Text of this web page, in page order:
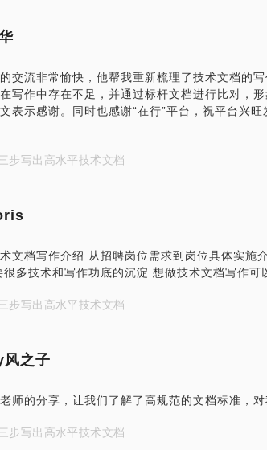
交流非常愉快，他帮我重新梳理了技术文档的
写作中存在不足，并通过标杆文档进行比对，
表示感谢。同时也感谢“在行”平台，祝平台兴
步写出高水平技术文档
文档写作介绍 从招聘岗位需求到岗位具体实施
多技术和写作功底的沉淀 想做技术文档写作可
步写出高水平技术文档
风之子
师的分享，让我们了解了高规范的文档标准，
步写出高水平技术文档